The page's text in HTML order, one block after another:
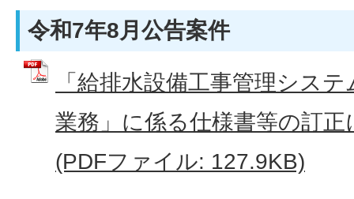
令和7年8月公告案件
「給排水設備工事管理シス
業務」に係る仕様書等の訂
(PDFファイル: 127.9KB)